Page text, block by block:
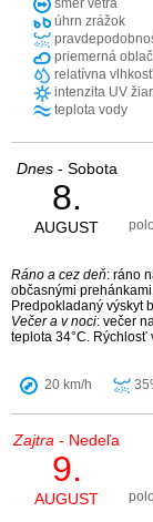
smer vetra
úhrn zrážok
priemerná
relatívna vlhkosť
intenzita UV
teplota vody
Dnes- Sobota
8.
AUGUST
Ráno a cez deň: ráno
občasnými
Predpokladaný výskyt
Večer a v noci: večer
teplota 34°C. Rýchlosť
20 km/h
Zajtra - Nedeľa
9.
AUGUST